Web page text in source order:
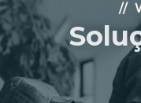
Certificações: